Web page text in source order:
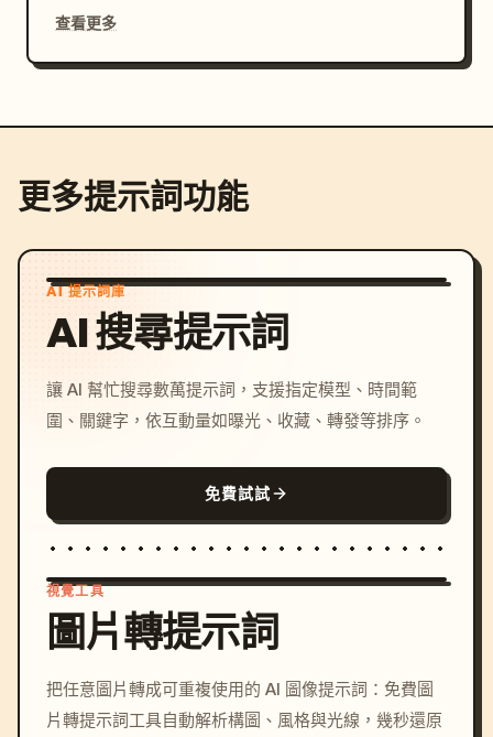
查看更多
更多提示詞功能
AI 提示詞庫
AI 搜尋提示詞
讓 AI 幫忙搜尋數萬提示詞，支援指定模型、時間範
圍、關鍵字，依互動量如曝光、收藏、轉發等排序。
免費試試
c, cyberpunk sunset, neon
colors, 8k --v 6.0
視覺工具
圖片轉提示詞
把任意圖片轉成可重複使用的 AI 圖像提示詞：免費圖
片轉提示詞工具自動解析構圖、風格與光線，幾秒還原